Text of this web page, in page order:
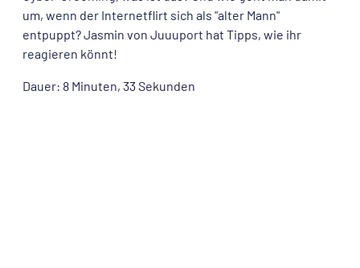
um, wenn der Internetflirt sich als "alter Mann"
entpuppt? Jasmin von Juuuport hat Tipps, wie ihr
reagieren könnt!
Dauer: 8 Minuten, 33 Sekunden